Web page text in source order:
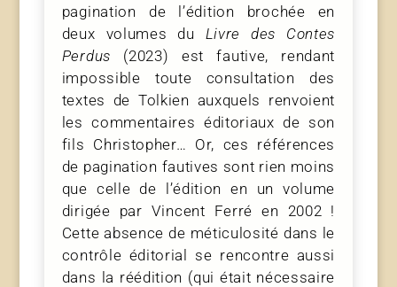
pagination de l’édition brochée en
deux volumes du Livre des Contes
Perdus (2023) est fautive, rendant
impossible toute consultation des
textes de Tolkien auxquels renvoient
les commentaires éditoriaux de son
fils Christopher… Or, ces références
de pagination fautives sont rien moins
que celle de l’édition en un volume
dirigée par Vincent Ferré en 2002 !
Cette absence de méticulosité dans le
contrôle éditorial se rencontre aussi
dans la réédition (qui était nécessaire